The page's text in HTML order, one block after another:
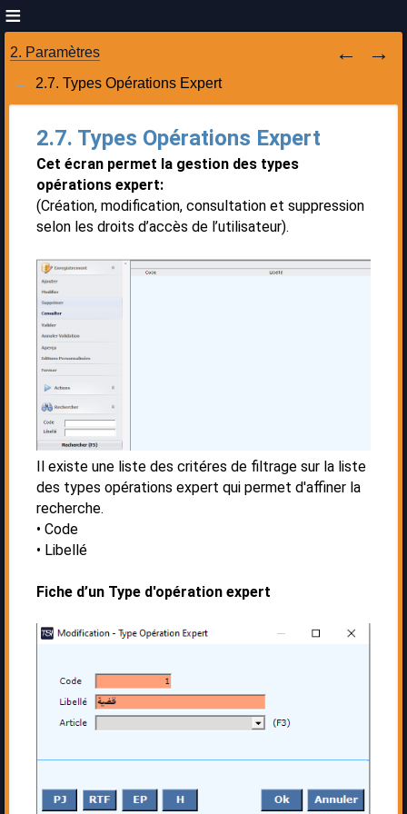
2. Paramètres
2.7. Types Opérations Expert
2.7. Types Opérations Expert
Cet écran permet la gestion des types
opérations expert:
(Création, modification, consultation et suppression
selon les droits d’accès de l’utilisateur).
Il existe une liste des critéres de filtrage sur la liste
des types opérations expert qui permet d'affiner la
recherche.
Code
Libellé
Fiche d’un Type d'opération expert